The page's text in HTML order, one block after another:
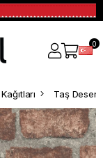
0
Taş